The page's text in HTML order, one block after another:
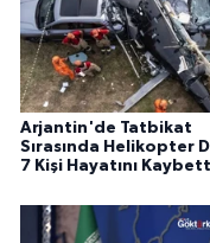
Arjantin'de Tatbikat
Sırasında Helikopter
7 Kişi Hayatını